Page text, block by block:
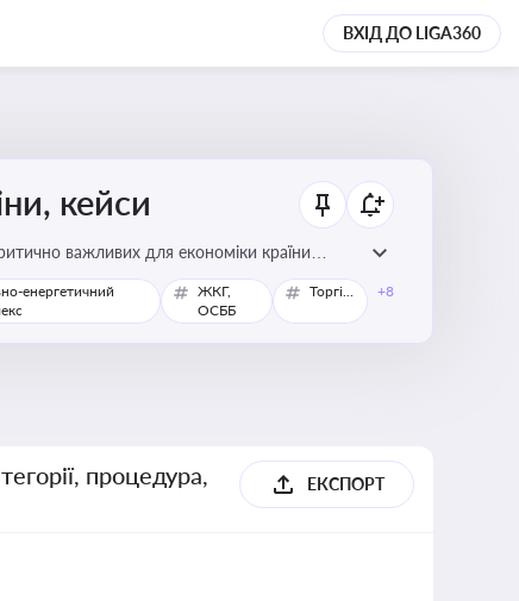
ВХІД ДО LIGA360
кейси
важливих для економіки країни
енергетичний
ЖКГ,
ОСББ
Торгівля +8
процедура,
ЕКСПОРТ